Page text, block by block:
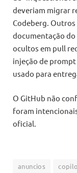
deveriam migrar
Codeberg.
documentação do
ocultos em pull
injeção de
usado para
O GitHub não
foram
oficial.
anuncios